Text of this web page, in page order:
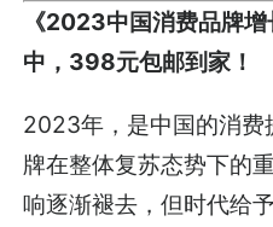
《2023中国消费品牌
中，398元包邮到家！
2023年，是中国的消费
牌在整体复苏态势下的
响逐渐褪去，但时代给